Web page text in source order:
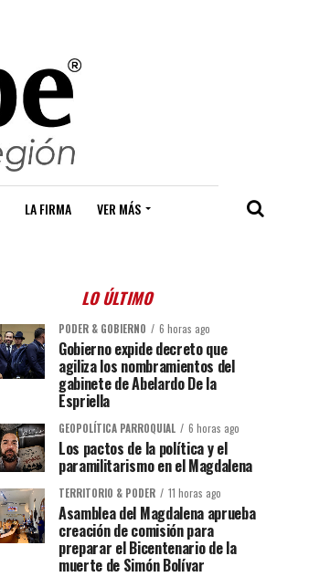
LA FIRMA VER MÁS
LO ÚLTIMO
PODER & GOBIERNO 6 horas ago
Gobierno expide decreto que
agiliza los nombramientos del
gabinete de Abelardo De la
Espriella
GEOPOLÍTICA PARROQUIAL 6 horas ago
Los pactos de la política y el
paramilitarismo en el Magdalena
TERRITORIO & PODER 11 horas ago
Asamblea del Magdalena aprueba
creación de comisión para
preparar el Bicentenario de la
muerte de Simón Bolívar